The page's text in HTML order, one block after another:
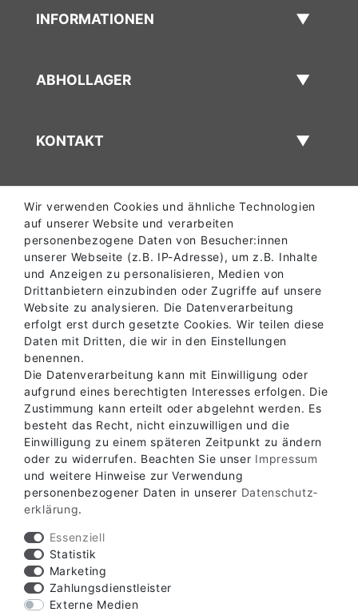
INFORMATIONEN
ABHOLLAGER
KONTAKT
Verfügbare Zahlungsarten
Verfügbare Versandarten
Wir verwenden Cookies und ähnliche Technologien
auf unserer Website und verarbeiten
personenbezogene Daten von Besucher:innen
unserer Webseite (z.B. IP-Adresse), um z.B. Inhalte
und Anzeigen zu personalisieren, Medien von
Drittanbietern einzubinden oder Zugriffe auf unsere
Website zu analysieren. Die Datenverarbeitung
erfolgt erst durch gesetzte Cookies. Wir teilen diese
Daten mit Dritten, die wir in den Einstellungen
benennen.
Die Datenverarbeitung kann mit Einwilligung oder
aufgrund eines berechtigten Interesses erfolgen. Die
Zustimmung kann erteilt oder abgelehnt werden. Es
besteht das Recht, nicht einzuwilligen und die
Einwilligung zu einem späteren Zeitpunkt zu ändern
oder zu widerrufen. Beachten Sie unser Impressum
und weitere Hinweise zur Verwendung
personenbezogener Daten in unserer Daten­schutz­
erklärung.
Essenziell
Statistik
Marketing
Zahlungsdienstleister
Externe Medien